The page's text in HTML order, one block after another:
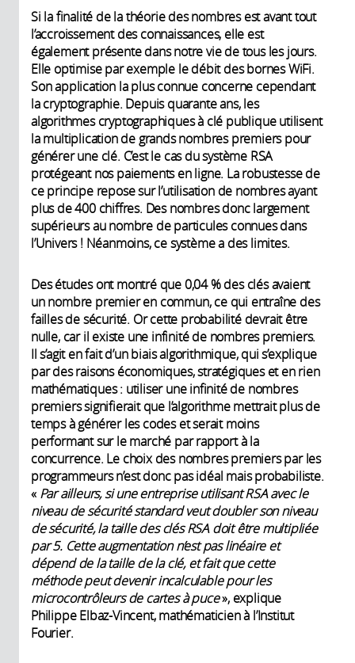
Si la finalité de la théorie des nombres est avant tout
l’accroissement des connaissances, elle est
également présente dans notre vie de tous les jours.
Elle optimise par exemple le débit des bornes WiFi.
Son application la plus connue concerne cependant
la cryptographie. Depuis quarante ans, les
algorithmes cryptographiques à clé publique utilisent
la multiplication de grands nombres premiers pour
générer une clé. C’est le cas du système RSA
protégeant nos paiements en ligne. La robustesse de
ce principe repose sur l’utilisation de nombres ayant
plus de 400 chiffres. Des nombres donc largement
supérieurs au nombre de particules connues dans
l’Univers ! Néanmoins, ce système a des limites.
Des études ont montré que 0,04 % des clés avaient
un nombre premier en commun, ce qui entraîne des
failles de sécurité. Or cette probabilité devrait être
nulle, car il existe une infinité de nombres premiers.
Il s’agit en fait d’un biais algorithmique, qui s’explique
par des raisons économiques, stratégiques et en rien
mathématiques : utiliser une infinité de nombres
premiers signifierait que l’algorithme mettrait plus de
temps à générer les codes et serait moins
performant sur le marché par rapport à la
concurrence. Le choix des nombres premiers par les
programmeurs n’est donc pas idéal mais probabiliste.
« Par ailleurs, si une entreprise utilisant RSA avec le
niveau de sécurité standard veut doubler son niveau
de sécurité, la taille des clés RSA doit être multipliée
par 5. Cette augmentation n’est pas linéaire et
dépend de la taille de la clé, et fait que cette
méthode peut devenir incalculable pour les
microcontrôleurs de cartes à puce», explique
Philippe Elbaz-Vincent, mathématicien à l’Institut
Fourier.